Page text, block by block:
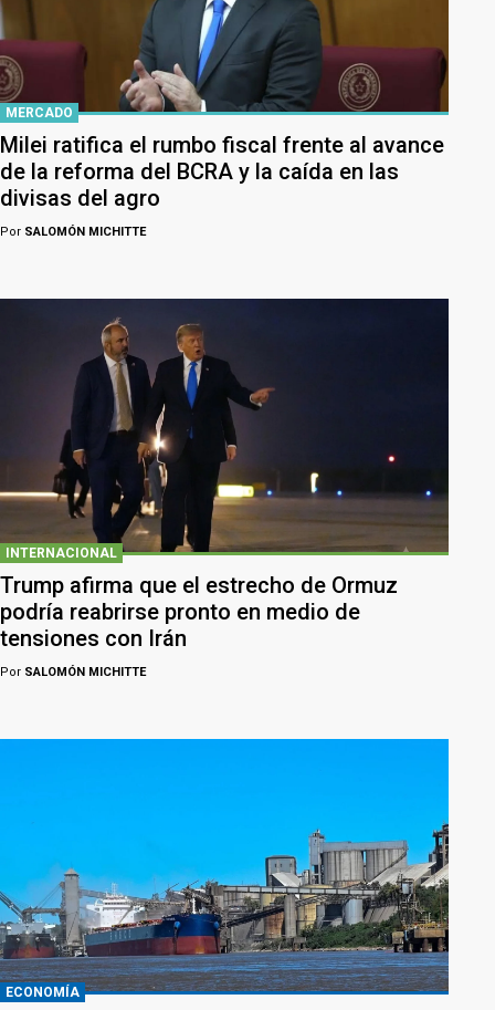
MERCADO
Milei ratifica el rumbo fiscal frente al avance
de la reforma del BCRA y la caída en las
divisas del agro
Por SALOMÓN MICHITTE
INTERNACIONAL
Trump afirma que el estrecho de Ormuz
podría reabrirse pronto en medio de
tensiones con Irán
Por SALOMÓN MICHITTE
ECONOMÍA